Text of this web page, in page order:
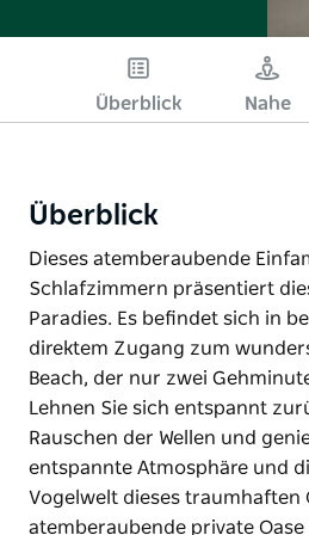
Überblick Nahe
Überblick
Dieses atemberaubende
Schlafzimmern präsentiert
Paradies. Es befindet sich in
direktem Zugang zum
Beach, der nur zwei
Lehnen Sie sich entspannt
Rauschen der Wellen und
entspannte Atmosphäre und
Vogelwelt dieses traumhaften
atemberaubende private